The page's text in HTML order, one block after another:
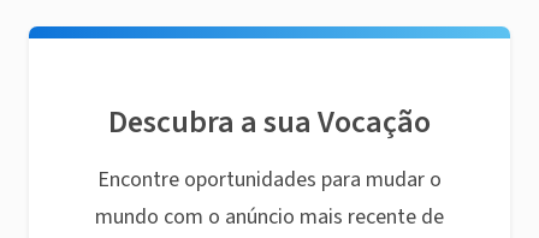
Descubra a sua Vocação
Encontre oportunidades para mudar o
mundo com o anúncio mais recente de